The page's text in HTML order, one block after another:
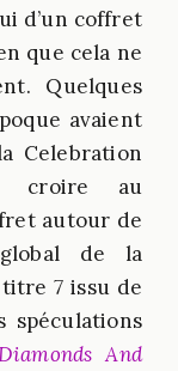
d’un coffret
que cela ne
Quelques
avaient
Celebration
croire au
autour de
de la
titre7 issu de
spéculations
And